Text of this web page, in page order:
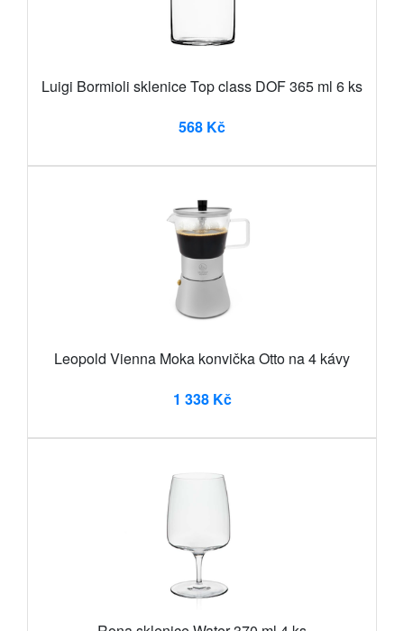
Luigi Bormioli sklenice Top class DOF 365 ml 6 ks
568 Kč
Leopold Vienna Moka konvička Otto na 4 kávy
1 338 Kč